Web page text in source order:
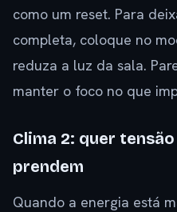
como um reset. Para
completa, coloque no
reduza a luz da sala.
manter o foco no que
Clima 2: quer
prendem
Quando a energia está